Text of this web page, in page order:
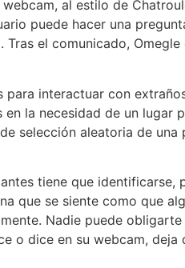
al estilo de
puede hacer una
el comunicado,
para interactuar con
la necesidad de un lugar
selección aleatoria de una
tiene que identificarse,
que se siente como que
Nadie puede
o dice en su webcam, deja